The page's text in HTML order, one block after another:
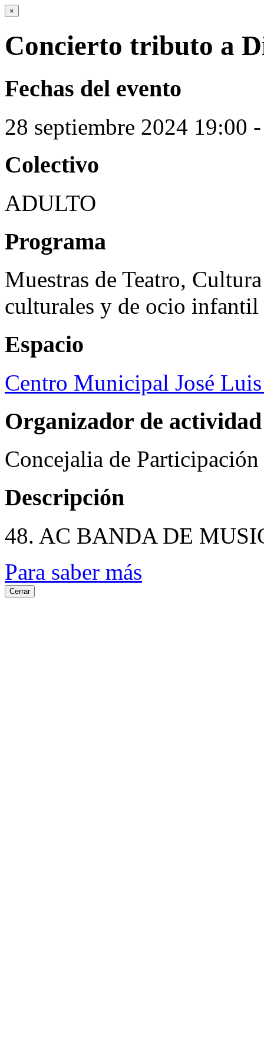
×
Concierto tributo a
Fechas del evento
28 septiembre 2024 19:00
Colectivo
ADULTO
Programa
Muestras de Teatro,
culturales y de ocio infantil
Espacio
Centro Municipal José
Organizador de actividad
Concejalia de
Descripción
48. AC BANDA DE
Para saber más
Cerrar